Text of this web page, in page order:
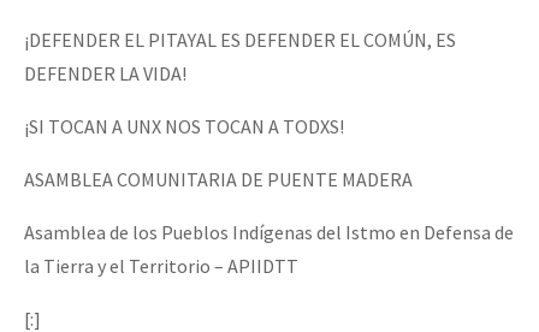
¡DEFENDER EL PITAYAL ES DEFENDER EL COMÚN, ES
DEFENDER LA VIDA!
¡SI TOCAN A UNX NOS TOCAN A TODXS!
ASAMBLEA COMUNITARIA DE PUENTE MADERA
Asamblea de los Pueblos Indígenas del Istmo en Defensa de
la Tierra y el Territorio – APIIDTT
[:]